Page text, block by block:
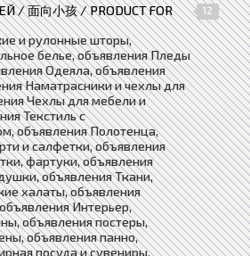
/ 面向小孩 / PRODUCT FOR
12
и рулонные шторы,
белье, объявления Пледы
Одеяла, объявления
Наматрасники и чехлы для
Чехлы для мебели и
Текстиль с
объявления Полотенца,
и салфетки, объявления
фартуки, объявления
объявления Ткани,
халаты, объявления
Интерьер,
объявления постеры,
объявления панно,
посуда и сувениры,